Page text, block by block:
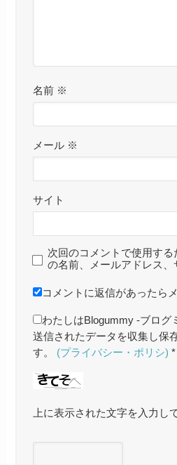
名前 ※
メール ※
サイト
次回のコメントで使用す
の名前、メールアドレス、
コメントに返信があったら
わたしはBlogummy -ブログ
送信されたデータを収集し保
す。 (プライバシー・ポリシ) *
上に表示された文字を入力し